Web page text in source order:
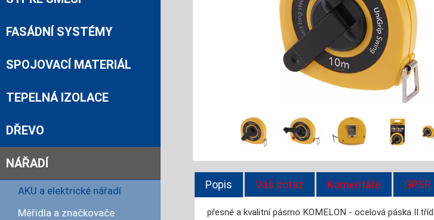
Popis Váš dotaz Komentáře GPSR
přesné a kvalitní pásmo KOMELON - ocelová páska
FASÁDNÍ SYSTÉMY
SPOJOVACÍ MATERIÁL
TEPELNÁ IZOLACE
DŘEVO
NÁŘADÍ
AKU a elektrické nářadí
Měřidla a značkovače